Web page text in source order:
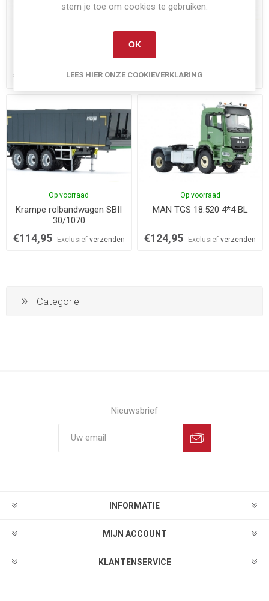
€104,95 Exclusiefverzenden €104,95 Exclusief
Op voorraad
Krampe rolbandwagen SBII
30/1070
€114,95 Exclusief verzenden
Op voorraad
MAN TGS 18.520 4*4 BL
€124,95 Exclusiefverzenden
Categorie
Nieuwsbrief
INFORMATIE
MIJN ACCOUNT
KLANTENSERVICE
stem je toe om cookies te gebruiken.
OK
LEES HIER ONZE COOKIEVERKLARING